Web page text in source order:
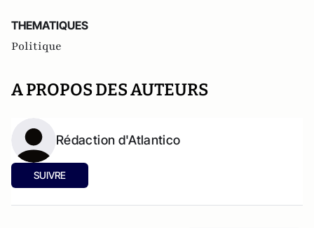
THEMATIQUES
Politique
A PROPOS DES AUTEURS
Rédaction d'Atlantico
SUIVRE